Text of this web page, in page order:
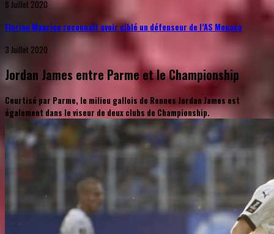
8 Juillet 2020
Florian Maurice reconnaît avoir ciblé un défenseur de l’AS Monaco
3 Juillet 2020
Jordan James entre Parme et le Championship
Courtisé par Parme, le milieu gallois de Rennes Jordan James est
également dans le viseur de deux clubs de Championship.